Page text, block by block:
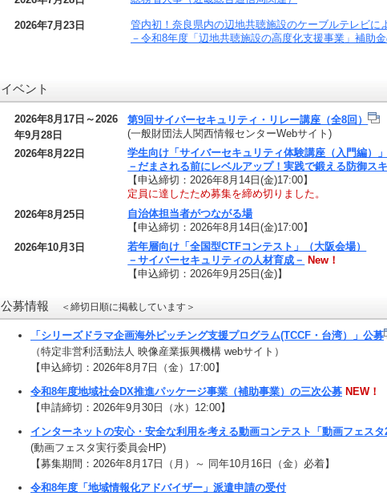
2026年7月23日
管内初！奈良県内の辺地共聴施設のケーブルテレビに
－令和8年度「辺地共聴施設の高度化支援事業」補助
イベント
2026年8月17日～2026
年9月28日
第9回サイバーセキュリティ・リレー講座（全8回）
(一般財団法人関西情報センターWebサイト)
2026年8月22日
学生向け「サイバーセキュリティ体験講座（入門編）」
－だまされる前にレベルアップ！実践で鍛える防御ス
【申込締切：2026年8月14日(金)17:00】
定員に達したため募集を締め切りました。
2026年8月25日
自治体担当者がつながる場
【申込締切：2026年8月14日(金)17:00】
2026年10月3日
若年層向け「全国型CTFコンテスト」（大阪会場）
－サイバーセキュリティの人材育成－ New！
【申込締切：2026年9月25日(金)】
公募情報 ＜締切日順に掲載しています＞
「シリーズドラマ企画海外ピッチング支援プログラム(TCCF・台湾）」公募
（特定非営利活動法人 映像産業振興機構 webサイト）
【申込締切：2026年8月7日（金）17:00】
令和8年度地域社会DX推進パッケージ事業（補助事業）の三次公募 NEW！
【申請締切：2026年9月30日（水）12:00】
インターネットの安心・安全な利用を考える動画コンテスト「動画フェス
(動画フェスタ実行委員会HP)
【募集期間：2026年8月17日（月）～ 同年10月16日（金）必着】
令和8年度「地域情報化アドバイザー」派遣申請の受付